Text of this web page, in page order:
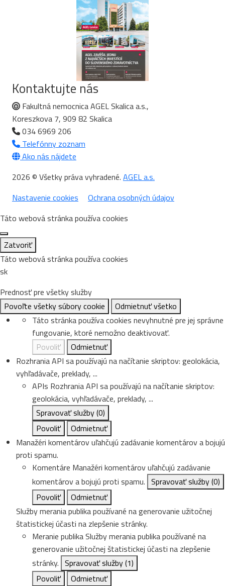
Kontaktujte nás
Fakultná nemocnica AGEL Skalica a.s.,
Koreszkova 7, 909 82 Skalica
034 6969 206
Telefónny zoznam
Ako nás nájdete
2026 © Všetky práva vyhradené. AGEL a.s.
Nastavenie cookies
Ochrana osobných údajov
Táto webová stránka používa cookies
Zatvoriť
Táto webová stránka používa cookies
sk
Prednosť pre všetky služby
Povoľte všetky súbory cookie
Odmietnuť všetko
Táto stránka používa cookies nevyhnutné pre jej správne
fungovanie, ktoré nemožno deaktivovať.
Povoliť
Odmietnuť
Rozhrania API sa používajú na načítanie skriptov: geolokácia,
vyhľadávače, preklady, ...
APIs Rozhrania API sa používajú na načítanie skriptov:
geolokácia, vyhľadávače, preklady, ...
Spravovať služby(0)
Povoliť
Odmietnuť
Manažéri komentárov uľahčujú zadávanie komentárov a bojujú
proti spamu.
Komentáre Manažéri komentárov uľahčujú zadávanie
komentárov a bojujú proti spamu. Spravovať služby(0)
Povoliť
Odmietnuť
Služby merania publika používané na generovanie užitočnej
štatistickej účasti na zlepšenie stránky.
Meranie publikaSlužby merania publika používané na
generovanie užitočnej štatistickej účasti na zlepšenie
stránky. Spravovať služby(1)
Povoliť
Odmietnuť